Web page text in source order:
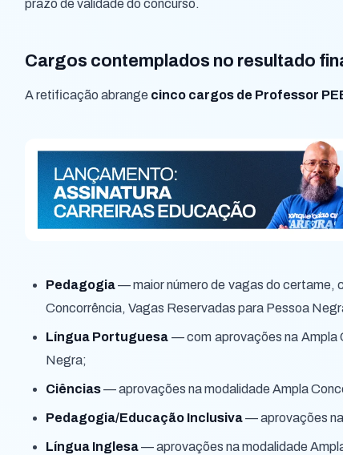
prazo de validade do concurso.
Cargos contemplados no resultado
A retificação abrange cinco cargos de Professor
Pedagogia— maior número de vagas do certame,
Concorrência, Vagas Reservadas para Pessoa
Língua Portuguesa — com aprovações na Ampla
Negra;
Ciências— aprovações na modalidade Ampla
Pedagogia/Educação Inclusiva— aprovações na
Língua Inglesa— aprovações na modalidade